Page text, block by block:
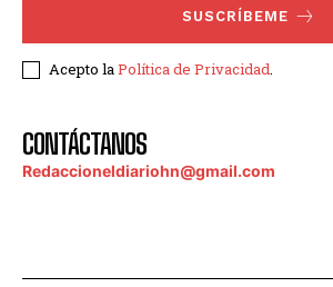
SUSCRÍBEME
Acepto laPolítica de Privacidad.
CONTÁCTANOS
Redaccioneldiariohn@gmail.com